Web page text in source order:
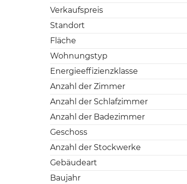
Verkaufspreis
Standort
Fläche
Wohnungstyp
Energieeffizienzklasse
Anzahl der Zimmer
Anzahl der Schlafzimmer
Anzahl der Badezimmer
Geschoss
Anzahl der Stockwerke
Gebäudeart
Baujahr